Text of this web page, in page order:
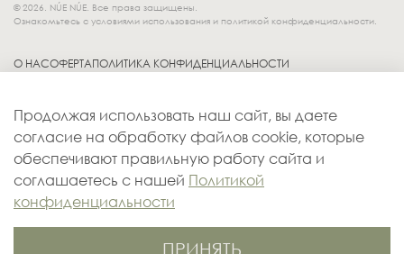
© 2026. NÚE NÚE. Все права защищены.
Ознакомьтесь с условиями использования и политикой конфиденциальности.
О НАСОФЕРТАПОЛИТИКА КОНФИДЕНЦИАЛЬНОСТИ
ДОСТАВКА
КОНТАКТЫ
ОПЛАТА
Продолжая использовать наш сайт, вы даете
согласие на обработку файлов cookie, которые
обеспечивают правильную работу сайта и
соглашаетесь с нашей Политикой
конфиденциальности
ПРИНЯТЬ